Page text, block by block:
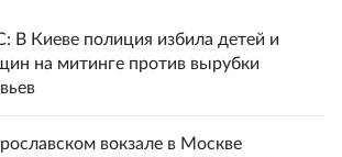
В Киеве полиция избила детей и
на митинге против вырубки
вокзале в Москве